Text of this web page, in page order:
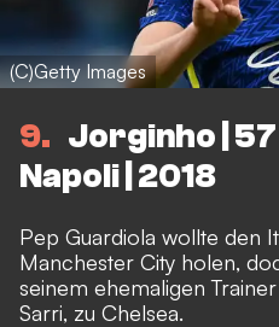
(C)Getty Images
9
Jorginho | 57
Napoli | 2018
Pep Guardiola wollte den
Manchester City holen,
seinem ehemaligen
Sarri, zu Chelsea.